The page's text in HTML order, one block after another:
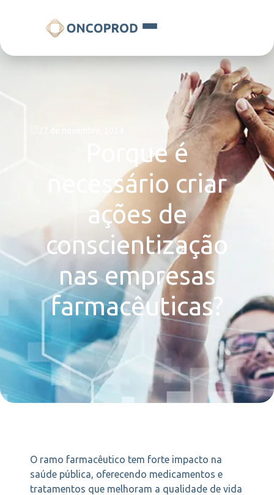
Porque é
necessário criar
ações de
conscientização
nas empresas
farmacêuticas?
O ramo farmacêutico tem forte impacto na
saúde pública, oferecendo medicamentos e
tratamentos que melhoram a qualidade de vida